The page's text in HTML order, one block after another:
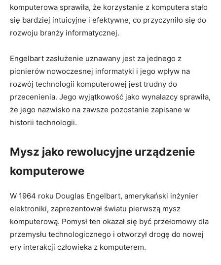
komputerowa sprawiła, że korzystanie z komputera⁤ stało
się bardziej intuicyjne i efektywne, ​co przyczyniło się ⁤do
rozwoju branży informatycznej.
Engelbart zasłużenie ⁣uznawany jest⁤ za​ jednego z
pionierów nowoczesnej informatyki⁢ i jego wpływ na
⁣rozwój technologii komputerowej jest trudny do
przecenienia. Jego wyjątkowość jako‍ wynalazcy⁣ sprawiła,
że jego nazwisko ​na zawsze pozostanie zapisane w
historii technologii.
Mysz jako rewolucyjne urządzenie
⁣komputerowe
W 1964 roku Douglas Engelbart, amerykański inżynier
elektroniki, zaprezentował światu pierwszą mysz
‌komputerową. Pomysł ten okazał się być przełomowy dla
przemysłu​ technologicznego i otworzył‌ drogę do nowej
ery interakcji człowieka z ⁢komputerem.